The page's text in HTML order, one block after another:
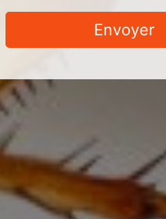
Envoyer